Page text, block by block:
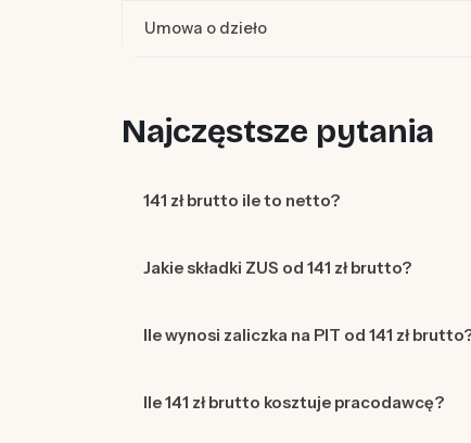
Umowa o dzieło
Najczęstsze pytania
141 zł brutto ile to netto?
Jakie składki ZUS od 141 zł brutto?
Ile wynosi zaliczka na PIT od 141 zł
Ile 141 zł brutto kosztuje pracodawcę?